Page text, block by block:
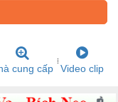
cung cấp Video clip